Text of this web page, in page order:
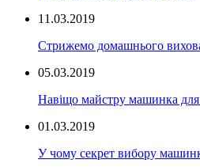
11.03.2019
Стрижемо домашнього
05.03.2019
Навіщо майстру машинка для
01.03.2019
У чому секрет вибору